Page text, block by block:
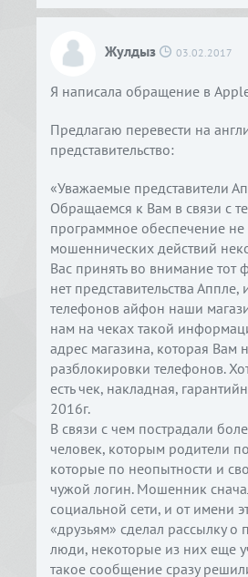
Жулдыз 03.02.2017
Я написала обращение в
Предлагаю перевести на
представительство:
«Уважаемые представители
Обращаемся к Вам в связи с
программное обеспечение
мошеннических действий
Вас принять во внимание тот
нет представительства
телефонов айфон наши
нам на чеках такой
адрес магазина, которая Вам
разблокировки телефонов.
есть чек, накладная,
2016г.
В связи с чем пострадали
человек, которым родители
которые по неопытности и
чужой логин. Мошенник
социальной сети, и от имени
«друзьям» сделал рассылку
люди, некоторые из них еще
такое сообщение сразу